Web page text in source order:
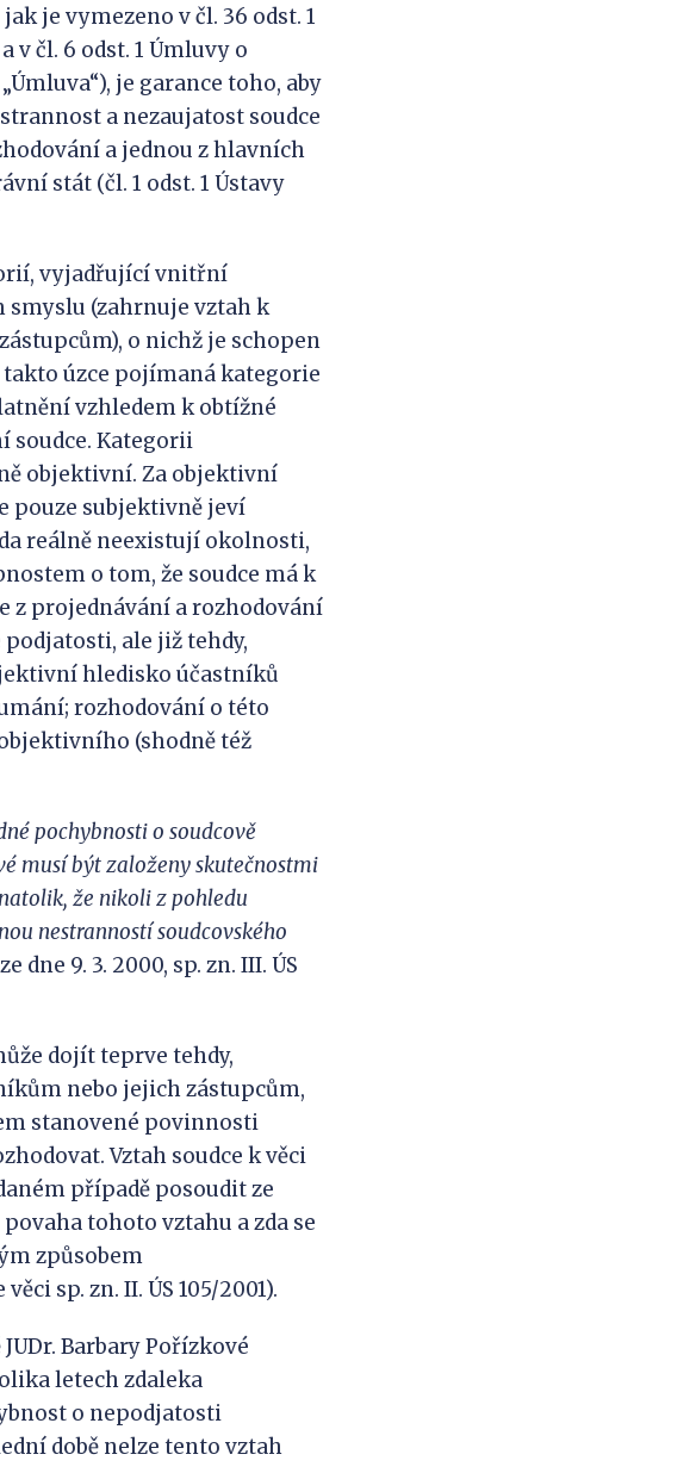
je vymezeno v čl. 36 odst. 1
v čl. 6 odst. 1 Úmluvy o
je garance toho, aby
a nezaujatost soudce
a jednou z hlavních
stát (čl. 1 odst. 1 Ústavy
vyjadřující vnitřní
smyslu (zahrnuje vztah k
o nichž je schopen
úzce pojímaná kategorie
vzhledem k obtížné
Kategorii
objektivní. Za objektivní
pouze subjektivně jeví
reálně neexistují okolnosti,
o tom, že soudce má k
z projednávání a rozhodování
ale již tehdy,
hledisko účastníků
rozhodování o této
(shodně též
pochybnosti o soudcově
musí být založeny skutečnostmi
že nikoli z pohledu
nestranností soudcovského
dne 9. 3. 2000, sp. zn. III. ÚS
dojít teprve tehdy,
nebo jejich zástupcům,
stanovené povinnosti
Vztah soudce k věci
případě posoudit ze
tohoto vztahu a zda se
způsobem
sp. zn. II. ÚS 105/2001).
Barbary Pořízkové
letech zdaleka
o nepodjatosti
době nelze tento vztah